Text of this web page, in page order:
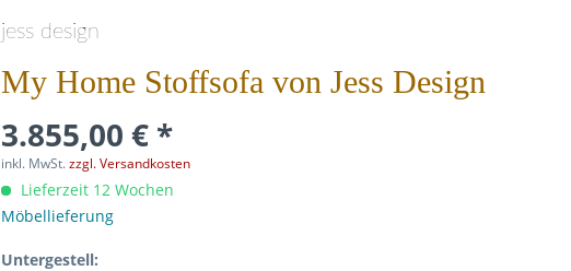
jess design
My Home Stoffsofa von Jess Design
3.855,00 € *
inkl. MwSt.zzgl. Versandkosten
Lieferzeit 12 Wochen
Möbellieferung
Untergestell: